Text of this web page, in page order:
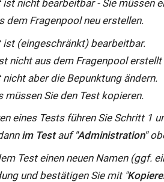
ist nicht bearbeitbar - Sie müssen
dem Fragenpool neu erstellen.
ist (eingeschränkt) bearbeitbar.
nicht aus dem Fragenpool
aber die Bepunktung ändern.
müssen Sie den Test kopieren.
eines Tests führen Sie Schritt 1
im Testauf "Administration"
Test einen neuen Namen (ggf.
und bestätigen Sie mit "